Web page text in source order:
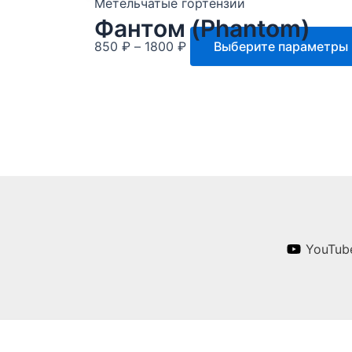
–
1800 ₽
Метельчатые гортензии
Фантом (Phantom)
850 ₽ – 1800 ₽Диапазон
цен:
Выберите параметры